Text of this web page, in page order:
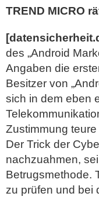
TREND MICRO
des „Android
Angaben die
Besitzer von
sich in dem eben
Zustimmung
Der Trick der
nachzuahmen,
Betrugsmethode.
zu prüfen und bei